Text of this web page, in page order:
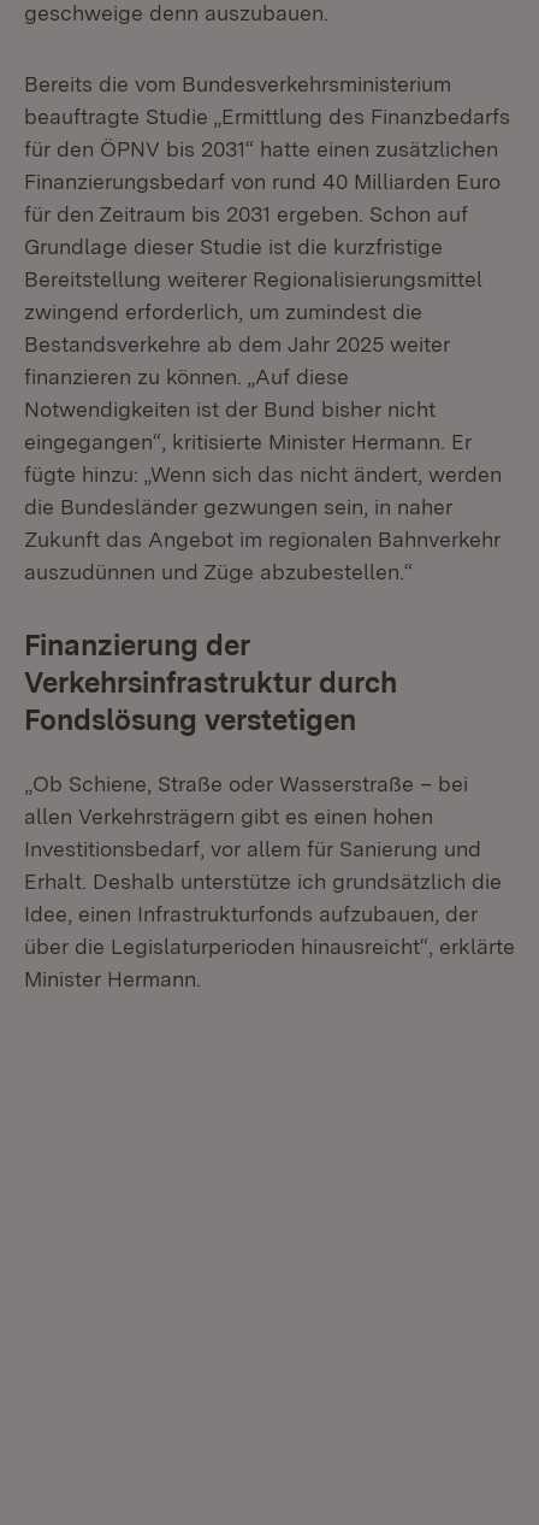
geschweige denn auszubauen.
Bereits die vom Bundesverkehrsministerium
beauftragte Studie „Ermittlung des Finanzbedarfs
für den ÖPNV bis 2031“ hatte einen zusätzlichen
Finanzierungsbedarf von rund 40 Milliarden Euro
für den Zeitraum bis 2031 ergeben. Schon auf
Grundlage dieser Studie ist die kurzfristige
Bereitstellung weiterer Regionalisierungsmittel
zwingend erforderlich, um zumindest die
Bestandsverkehre ab dem Jahr 2025 weiter
finanzieren zu können. „Auf diese
Notwendigkeiten ist der Bund bisher nicht
eingegangen“, kritisierte Minister Hermann. Er
fügte hinzu: „Wenn sich das nicht ändert, werden
die Bundesländer gezwungen sein, in naher
Zukunft das Angebot im regionalen Bahnverkehr
auszudünnen und Züge abzubestellen.“
Finanzierung der
Verkehrsinfrastruktur durch
Fondslösung verstetigen
„Ob Schiene, Straße oder Wasserstraße – bei
allen Verkehrsträgern gibt es einen hohen
Investitionsbedarf, vor allem für Sanierung und
Erhalt. Deshalb unterstütze ich grundsätzlich die
Idee, einen Infrastrukturfonds aufzubauen, der
über die Legislaturperioden hinausreicht“, erklärte
Minister Hermann.